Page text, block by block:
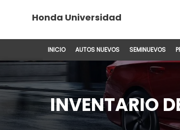
Honda Universidad
INICIO AUTOS NUEVOS SEMINUEVOS
INVENTARIO